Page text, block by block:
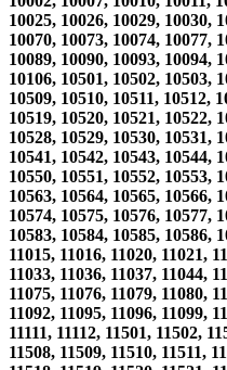
10025, 10026, 10029, 10030,
10070, 10073, 10074, 10077,
10089, 10090, 10093, 10094,
10106, 10501, 10502, 10503,
10509, 10510, 10511, 10512,
10519, 10520, 10521, 10522,
10528, 10529, 10530, 10531,
10541, 10542, 10543, 10544,
10550, 10551, 10552, 10553,
10563, 10564, 10565, 10566,
10574, 10575, 10576, 10577,
10583, 10584, 10585, 10586,
11015, 11016, 11020, 11021,
11033, 11036, 11037, 11044,
11075, 11076, 11079, 11080,
11092, 11095, 11096, 11099,
11111, 11112, 11501, 11502,
11508, 11509, 11510, 11511,